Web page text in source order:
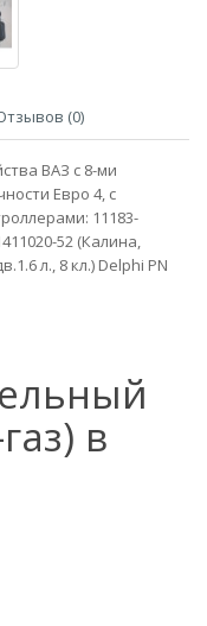
(0)
ВАЗ с 8-ми
Евро 4, с
11183-
52 (Калина,
л., 8 кл.) Delphi PN
в